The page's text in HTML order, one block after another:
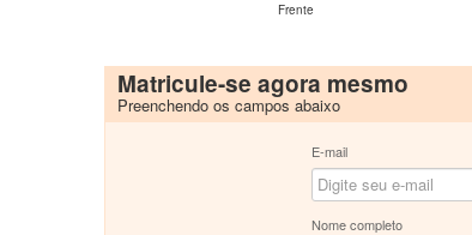
Frente
Matricule-se agora mesmo
Preenchendo os campos abaixo
E-mail
Nome completo